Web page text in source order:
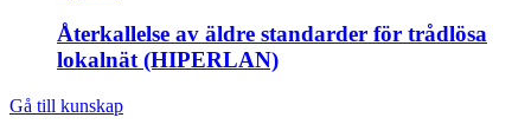
Återkallelse av äldre standarder för trådlösa
lokalnät (HIPERLAN)
Gå till kunskap